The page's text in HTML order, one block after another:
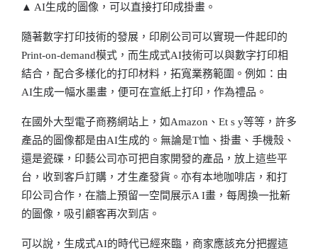
▲ AI生成的圖像，可以直接打印成掛畫。
隨著數字打印技術的發展，印刷公司可以實現一件起印的
Print-on-demand模式，而生成式AI技術可以與數字打印相
結合，配合多樣化的打印材料，拓寬業務範圍。例如：由
AI生成一幅水墨畫，便可在宣紙上打印，作為禮品。
在國外大型電子商務網站上，如Amazon、Et s y等等，許多
產品的圖像都是由AI生成的。無論是T恤、掛畫、手機殼、
還是瓷碟，印藝公司亦可把自家開發的產品，放上這些平
台，收到客戶訂購，才生產發貨。亦有本地咖啡店，和打
印公司合作，在牆上預留一空間展示A I畫，每周換一批新
的圖像，吸引顧客再次到店。
可以說，生成式AI的時代已經來臨，商家應該充分把握這